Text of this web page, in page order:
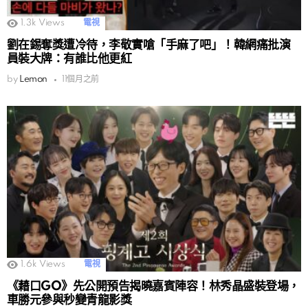
1.3k Views 電視
劉在錫奪獎遭冷待，李敬實嗆「手麻了吧」！韓網痛批演
員裝大牌：有誰比他更紅
by Lemon 11個月之前
1.6k Views 電視
《藉口GO》先公開預告揭曉嘉賓陣容！林秀晶盛裝登場，
車勝元參與秒變青龍影獎